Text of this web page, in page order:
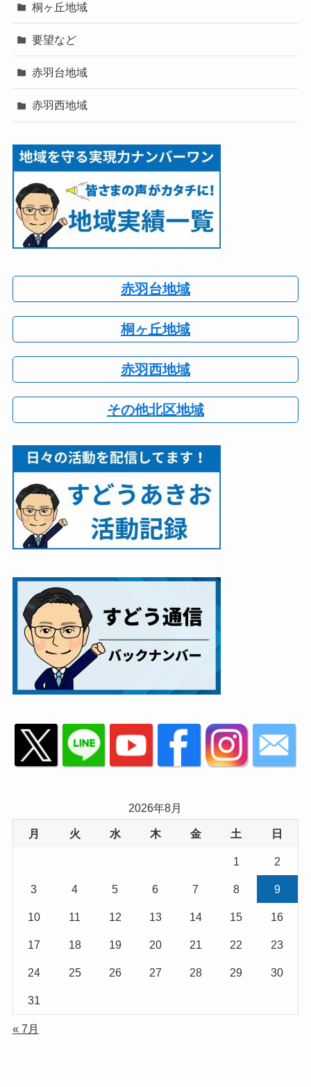
桐ヶ丘地域
要望など
赤羽台地域
赤羽西地域
赤羽台地域
桐ヶ丘地域
赤羽西地域
その他北区地域
2026年8月
月 火 水 木 金 土 日
1 2
3 4 5 6 7 8 9
10 11 12 13 14 15 16
17 18 19 20 21 22 23
24 25 26 27 28 29 30
31
« 7月